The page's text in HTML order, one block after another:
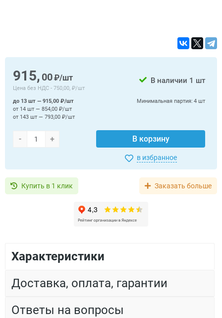
915, 00₽/шт
Цена без НДС - 750,00, ₽/шт
В наличии 1 шт
- + В корзину
Минимальная партия: 4 шт
до 13 шт — 915,00 ₽/шт
от 14 шт — 854,00 ₽/шт
от 143 шт — 793,00 ₽/шт
в избранное
Купить в 1 клик Заказать больше
Характеристики
Доставка, оплата, гарантии
Ответы на вопросы